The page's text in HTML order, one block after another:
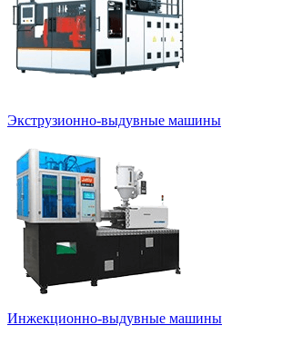
Экструзионно-выдувные машины
Инжекционно-выдувные машины